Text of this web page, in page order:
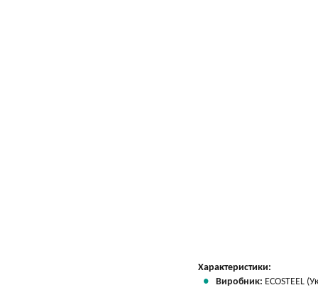
Характеристики:
Виробник: ECOSTEEL